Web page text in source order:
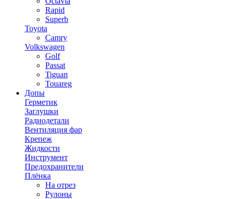
Rapid
Superb
Toyota
Camry
Volkswagen
Golf
Passat
Tiguan
Touareg
Допы
Герметик
Заглушки
Радиодетали
Вентиляция фар
Крепеж
Жидкости
Инструмент
Предохранители
Плёнка
На отрез
Рулоны